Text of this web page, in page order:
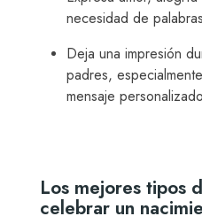
necesidad de
Deja una impresión
padres,
mensaje
Los mejores tipos
celebrar un